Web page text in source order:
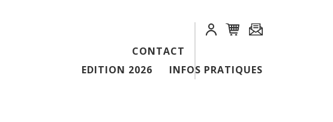
EDITION 2026 INFOS PRATIQUES
CONTACT